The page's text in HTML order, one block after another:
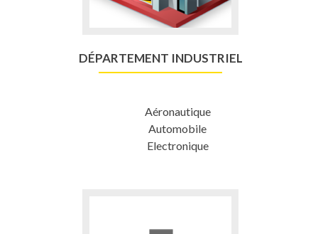
DÉPARTEMENT INDUSTRIEL
Aéronautique
Automobile
Electronique